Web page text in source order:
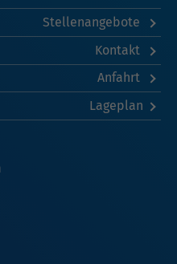
Stellenangebote
Kontakt
Anfahrt
Lageplan